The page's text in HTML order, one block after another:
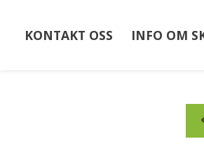
KONTAKT OSS INFO OM